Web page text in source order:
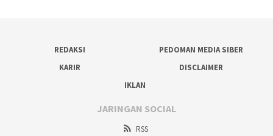
REDAKSI
PEDOMAN MEDIA SIBER
KARIR
DISCLAIMER
IKLAN
JARINGAN SOCIAL
RSS